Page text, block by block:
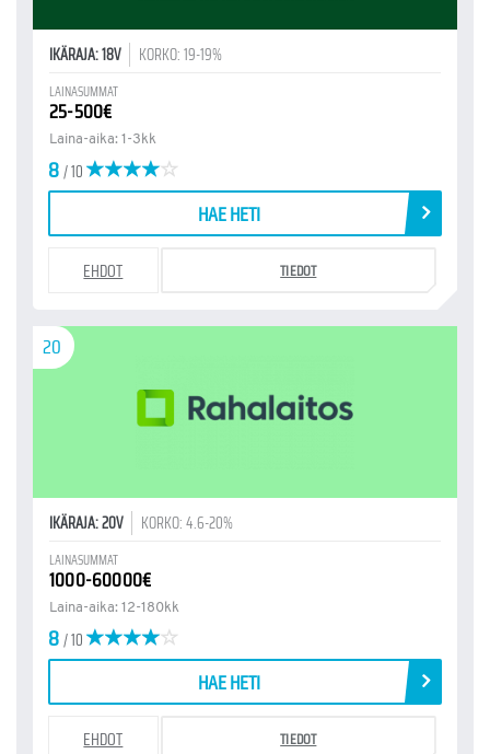
IKÄRAJA: 18V KORKO: 19-19%
LAINASUMMAT
25-500€
Laina-aika: 1-3kk
8/ 10
HAE HETI
EHDOT TIEDOT
20
IKÄRAJA: 20V KORKO: 4.6-20%
LAINASUMMAT
1000-60000€
Laina-aika: 12-180kk
8/ 10
HAE HETI
EHDOT TIEDOT